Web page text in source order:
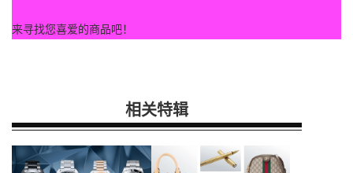
来寻找您喜爱的商品吧！
相关特辑